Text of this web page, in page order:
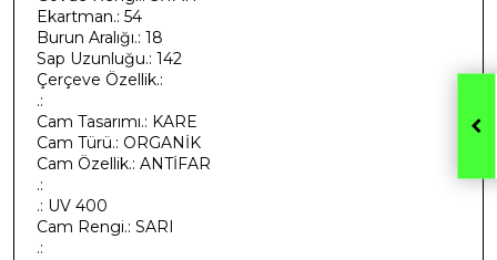
Ekartman.: 54
Burun Aralığı.: 18
Sap Uzunluğu.: 142
Çerçeve Özellik.:
.:
Cam Tasarımı.: KARE
Cam Türü.: ORGANİK
Cam Özellik.: ANTİFAR
.:
.: UV 400
Cam Rengi.: SARI
.: